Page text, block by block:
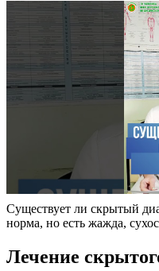
Существует ли скрытый
норма, но есть жажда,
Лечение